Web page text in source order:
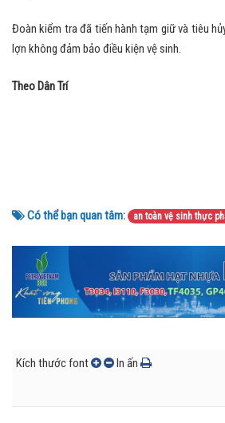
Đoàn kiểm tra đã tiến hành tạm giữ và tiêu
lợn không đảm bảo điều kiện vệ sinh.
Theo Dân Trí
Có thể bạn quan tâm: an toàn vệ sinh thực
Kích thước font In ấn